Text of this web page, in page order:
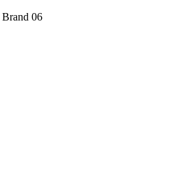
Brand 06